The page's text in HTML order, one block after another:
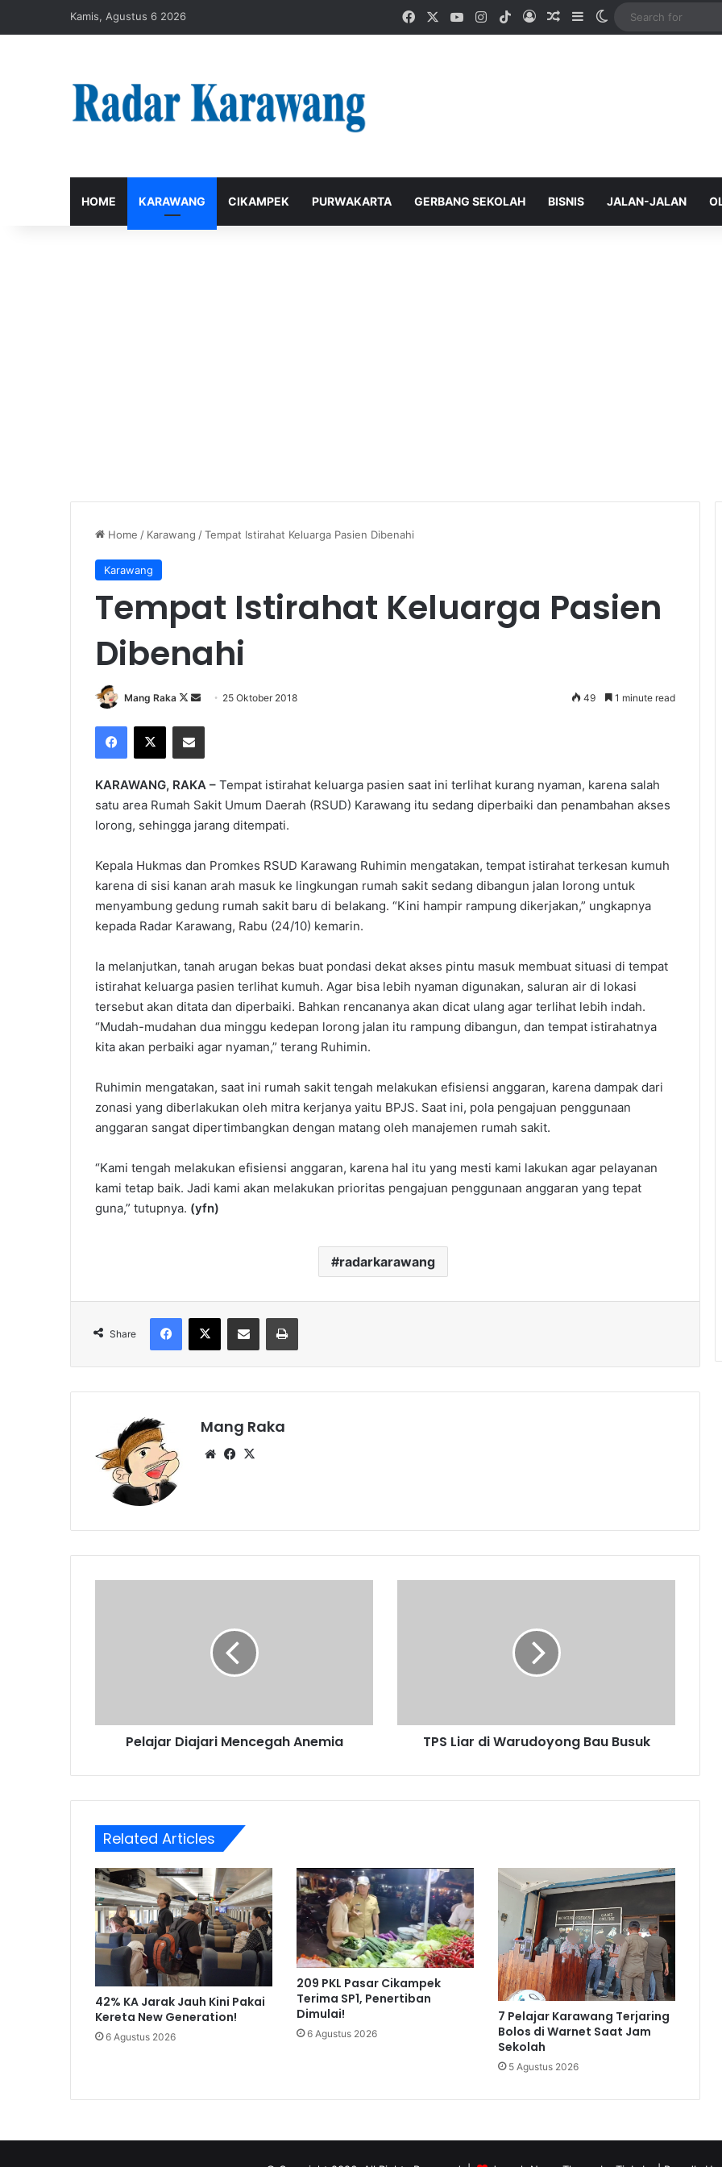
Kamis, Agustus 6 2026 FacebookYouTubeInstagram
TikTokLog InRandom Article
SidebarSwitch skin
HOME KARAWANG CIKAMPEK PURWAKARTA GERBANG SEKOLAH BISNIS JALAN-JALAN
Home / Karawang /Tempat Istirahat Keluarga Pasien Dibenahi
Karawang
Tempat Istirahat Keluarga Pasien
Dibenahi
Mang Raka
Follow
X
Send 25 Oktober 2018 49 1 minute read
Facebook
X Share via Email
KARAWANG, RAKA – Tempat istirahat keluarga pasien saat ini terlihat kurang nyaman, karena salah
satu area Rumah Sakit Umum Daerah (RSUD) Karawang itu sedang diperbaiki dan penambahan akses
lorong, sehingga jarang ditempati.
Kepala Hukmas dan Promkes RSUD Karawang Ruhimin mengatakan, tempat istirahat terkesan kumuh
karena di sisi kanan arah masuk ke lingkungan rumah sakit sedang dibangun jalan lorong untuk
menyambung gedung rumah sakit baru di belakang. “Kini hampir rampung dikerjakan,” ungkapnya
kepada Radar Karawang, Rabu (24/10) kemarin.
Ia melanjutkan, tanah arugan bekas buat pondasi dekat akses pintu masuk membuat situasi di tempat
istirahat keluarga pasien terlihat kumuh. Agar bisa lebih nyaman digunakan, saluran air di lokasi
tersebut akan ditata dan diperbaiki. Bahkan rencananya akan dicat ulang agar terlihat lebih indah.
“Mudah-mudahan dua minggu kedepan lorong jalan itu rampung dibangun, dan tempat istirahatnya
kita akan perbaiki agar nyaman,” terang Ruhimin.
Ruhimin mengatakan, saat ini rumah sakit tengah melakukan efisiensi anggaran, karena dampak dari
zonasi yang diberlakukan oleh mitra kerjanya yaitu BPJS. Saat ini, pola pengajuan penggunaan
anggaran sangat dipertimbangkan dengan matang oleh manajemen rumah sakit.
“Kami tengah melakukan efisiensi anggaran, karena hal itu yang mesti kami lakukan agar pelayanan
kami tetap baik. Jadi kami akan melakukan prioritas pengajuan penggunaan anggaran yang tepat
guna,” tutupnya. (yfn)
radarkarawang
Share
Facebook
X Share via Email Print
Mang Raka
WebsiteFacebook
Pelajar Diajari Mencegah Anemia TPS Liar di Warudoyong Bau Busuk
Related Articles
42% KA Jarak Jauh Kini Pakai
Kereta New Generation!
6 Agustus 2026
209 PKL Pasar Cikampek
Terima SP1, Penertiban
Dimulai!
6 Agustus 2026
7 Pelajar Karawang Terjaring
Bolos di Warnet Saat Jam
Sekolah
5 Agustus 2026